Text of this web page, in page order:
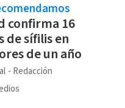
confirma 16
de sífilis en
de un año
Redacción